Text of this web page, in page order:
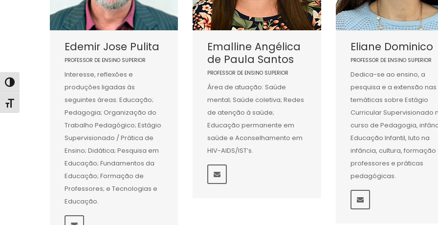
Alternar alto contraste
Alternar tamanho da fonte
Edemir Jose Pulita
PROFESSOR DE ENSINO SUPERIOR
Interesse, reflexões e
produções ligadas às
seguintes áreas: Educação;
Pedagogia; Organização do
Trabalho Pedagógico; Estágio
Supervisionado / Prática de
Ensino; Didática; Pesquisa em
Educação; Fundamentos da
Educação; Formação de
Professores; e Tecnologias e
Educação.
Emalline Angélica
de Paula Santos
PROFESSOR DE ENSINO SUPERIOR
Área de atuação: Saúde
mental; Saúde coletiva; Redes
de atenção à saúde;
Educação permanente em
saúde e Aconselhamento em
HIV-AIDS/IST’s.
Eliane Dominico
PROFESSOR DE ENSINO SUPERIOR
Dedica-se ao ensino, a
pesquisa e a extensão nas
temáticas sobre Estágio
Curricular Supervisionado
curso de Pedagogia,
Educação Infantil, luto na
infância, cultura, formação
professores e práticas
pedagógicas.